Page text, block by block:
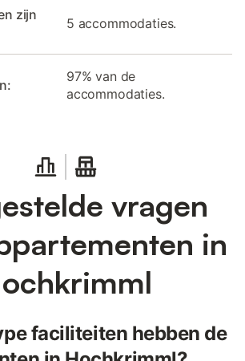
zijn
5 accommodaties.
97% van de
accommodaties.
vragen
in
faciliteiten hebben de